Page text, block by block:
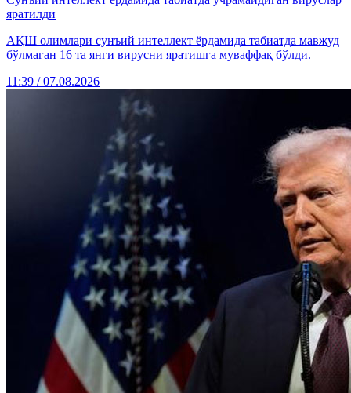
яратилди
АҚШ олимлари сунъий интеллект ёрдамида табиатда мавжуд
бўлмаган 16 та янги вирусни яратишга муваффақ бўлди.
11:39 / 07.08.2026